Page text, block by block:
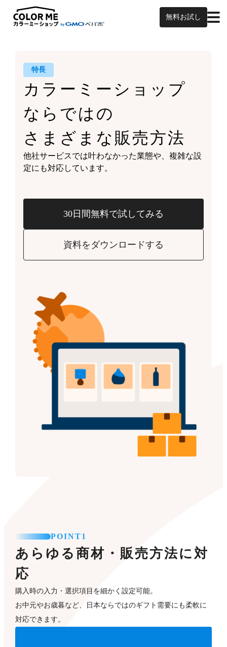
無料お試し
特長
カラーミーショップ
ならではの
さまざまな販売方法
他社サービスでは叶わなかった業態や、複雑な設
定にも対応しています。
30日間無料で試してみる
資料をダウンロードする
POINT1
あらゆる商材・販売方法に対
応
購入時の入力・選択項目を細かく設定可能。
お中元やお歳暮など、日本ならではのギフト需要にも柔軟に
対応できます。